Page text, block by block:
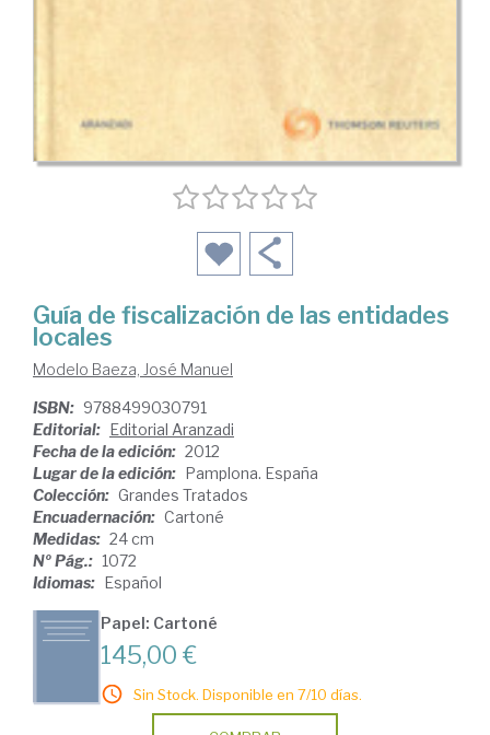
Guía de fiscalización de las entidades
locales
Modelo Baeza, José Manuel
ISBN: 9788499030791
Editorial: Editorial Aranzadi
Fecha de la edición: 2012
Lugar de la edición: Pamplona. España
Colección: Grandes Tratados
Encuadernación: Cartoné
Medidas: 24 cm
Nº Pág.: 1072
Idiomas: Español
Papel: Cartoné
145,00 €
Sin Stock. Disponible en 7/10 días.